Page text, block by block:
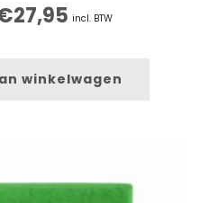
27,95 Huidige
prijs
incl. BTW
winkelwagen